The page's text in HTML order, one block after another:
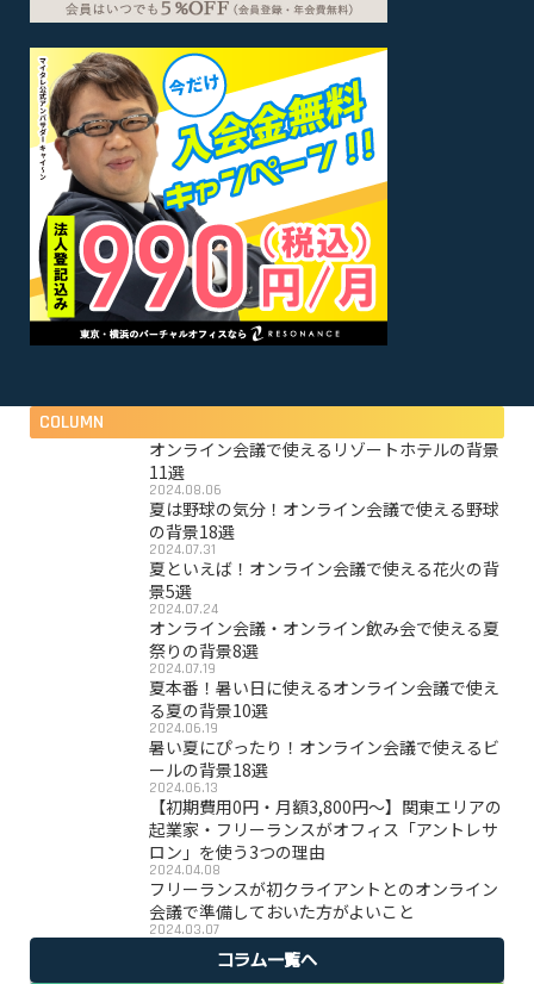
COLUMN
オンライン会議で使えるリゾートホテルの背景
11選
2024.08.06
夏は野球の気分！オンライン会議で使える野球
の背景18選
2024.07.31
夏といえば！オンライン会議で使える花火の背
景5選
2024.07.24
オンライン会議・オンライン飲み会で使える夏
祭りの背景8選
2024.07.19
夏本番！暑い日に使えるオンライン会議で使え
る夏の背景10選
2024.06.19
暑い夏にぴったり！オンライン会議で使えるビ
ールの背景18選
2024.06.13
【初期費用0円・月額3,800円〜】関東エリアの
起業家・フリーランスがオフィス「アントレサ
ロン」を使う3つの理由
2024.04.08
フリーランスが初クライアントとのオンライン
会議で準備しておいた方がよいこと
2024.03.07
コラム一覧へ